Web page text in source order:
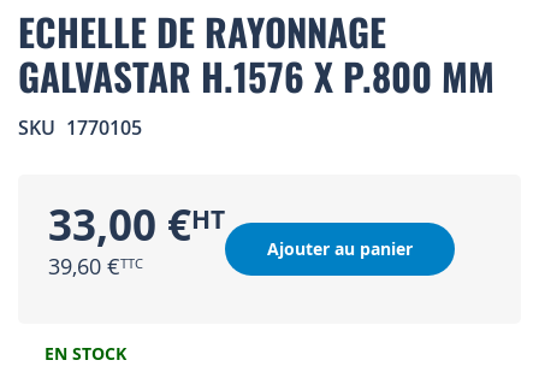
to
the
beginning
of
images
ECHELLE DE RAYONNAGE
GALVASTAR H.1576 X P.800 MM
SKU 1770105
33,00 €
39,60 €
Ajouter au panier
EN STOCK